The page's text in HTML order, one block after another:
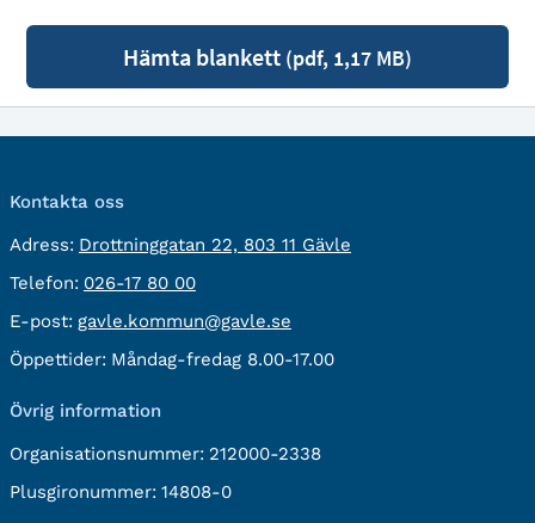
Hämta blankett (pdf, 1,17 MB)
Kontakta oss
Adress: besöksadress:
Drottninggatan 22, 803 11 Gävle
Telefon: Telefon:
026-17 80 00
E-post: E-
post:
gavle.kommun@gavle.se
Öppettider: Måndag-fredag 8.00-17.00
Övrig information
Organisationsnummer: 212000-2338
Plusgironummer: 14808-0